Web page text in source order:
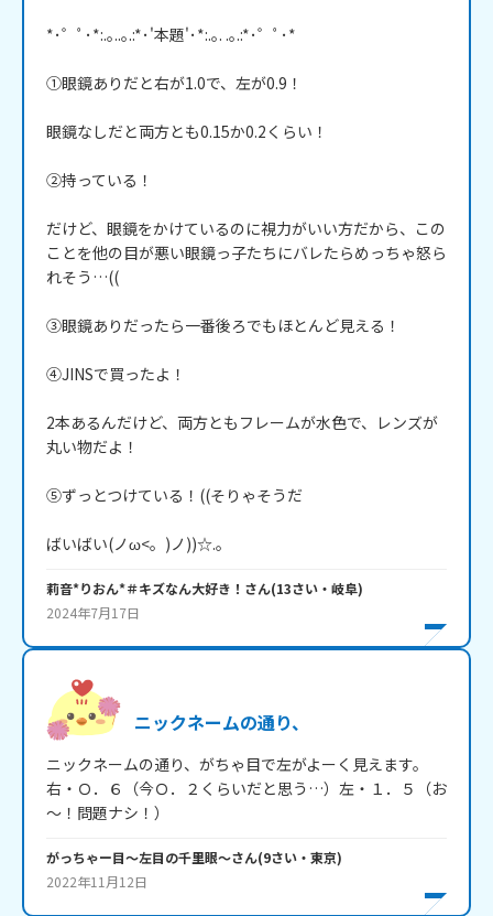
*･゜ﾟ･*:.｡..｡.:*･'本題'･*:.｡. .｡.:*･゜ﾟ･*
①眼鏡ありだと右が1.0で、左が0.9！
眼鏡なしだと両方とも0.15か0.2くらい！
②持っている！
だけど、眼鏡をかけているのに視力がいい方だから、この
ことを他の目が悪い眼鏡っ子たちにバレたらめっちゃ怒ら
れそう…((
③眼鏡ありだったら一番後ろでもほとんど見える！
④JINSで買ったよ！
2本あるんだけど、両方ともフレームが水色で、レンズが
丸い物だよ！
⑤ずっとつけている！((そりゃそうだ
ばいばい(ノω<。)ノ))☆.。
莉音*りおん*＃キズなん大好き！ さん(13さい・ 岐阜)
2024年7月17日
ニックネームの通り、
ニックネームの通り、がちゃ目で左がよーく見えます。
右・Ｏ．６（今Ｏ．２くらいだと思う…）左・１．５（お
がっちゃー目～左目の千里眼～さん(9さい・ 東京)
2022年11月12日